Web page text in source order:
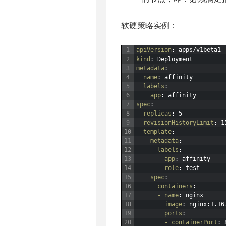
软硬策略实例：
1
2
3
4
5
6
7
8
9
10
11
12
13
14
15
16
17
18
19
20
apiVersion : apps/v1beta1
kind : Deployment
metadata:
name: affinity
labels :
app: affinity
spec:
replicas : 5
revisionHistoryLimit :
template:
metadata:
labels :
app: affinity
role: test
spec:
containers :
- name: nginx
image: nginx
ports :
- containerPort :